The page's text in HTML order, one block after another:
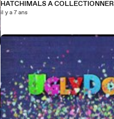
HATCHIMALS A COLLECTIONNER
il y a 7 ans